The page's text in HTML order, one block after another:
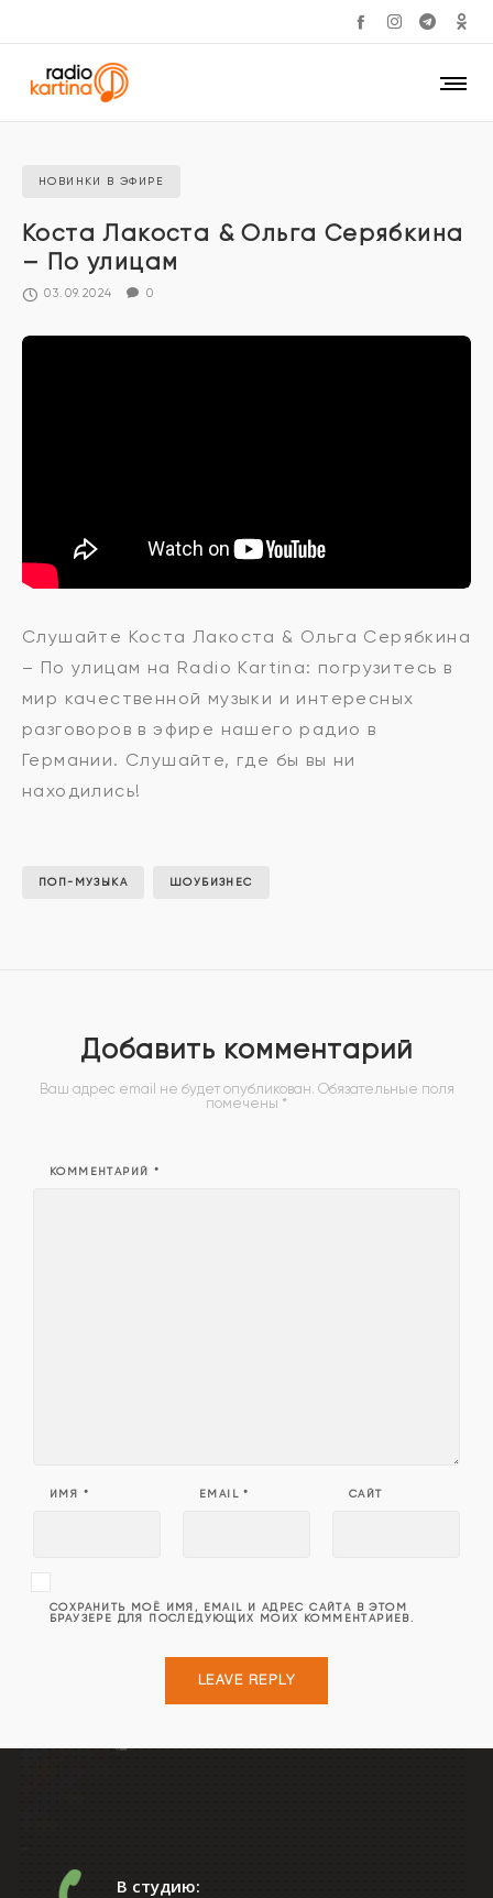
НОВИНКИ В ЭФИРЕ
Коста Лакоста & Ольга Серябкина
– По улицам
03.09.2024 0
Коста
Лакоста
&
По
улицам
Слушайте Коста Лакоста & Ольга Серябкина
– По улицам на Radio Kartina: погрузитесь в
мир качественной музыки и интересных
разговоров в эфире нашего радио в
Германии. Слушайте, где бы вы ни
находились!
ПОП-МУЗЫКА ШОУБИЗНЕС
Добавить комментарий
Ваш адрес email не будет опубликован. Обязательные поля
помечены *
КОММЕНТАРИЙ *
ИМЯ * EMAIL* САЙТ
СОХРАНИТЬ МОЁ ИМЯ, EMAIL И АДРЕС САЙТА В ЭТОМ
БРАУЗЕРЕ ДЛЯ ПОСЛЕДУЮЩИХ МОИХ КОММЕНТАРИЕВ.
В студию: